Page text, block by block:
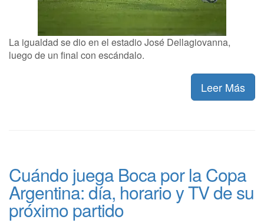
La igualdad se dio en el estadio José Dellagiovanna,
luego de un final con escándalo.
Leer Más
Cuándo juega Boca por la Copa
Argentina: día, horario y TV de su
próximo partido